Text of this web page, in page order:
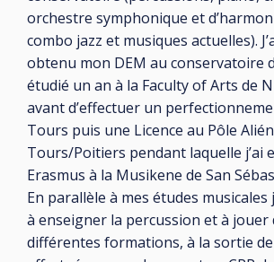
orchestre symphonique et
combo jazz et musiques actuelles).
obtenu mon DEM au conservatoire
étudié un an à la Faculty of Arts de
avant d’effectuer un
Tours puis une Licence au Pôle
Tours/Poitiers pendant laquelle j’ai
Erasmus à la Musikene de San
En parallèle à mes études musicales
à enseigner la percussion et à jouer
différentes formations, à la sortie de